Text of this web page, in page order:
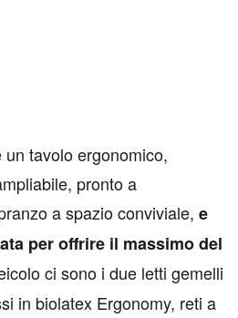
tavolo ergonomico,
pronto a
a spazio conviviale, e
per offrire il massimo del
ci sono i due letti gemelli
in biolatex Ergonomy, reti a